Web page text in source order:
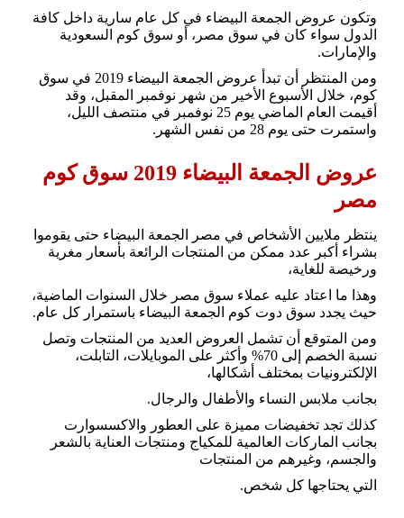
وتكون عروض الجمعة البيضاء في كل عام سارية داخل كافة
الدول سواء كان في سوق مصر، أو سوق كوم السعودية
والإمارات.
ومن المنتظر أن تبدأ عروض الجمعة البيضاء 2019 في سوق
كوم، خلال الأسبوع الأخير من شهر نوفمبر المقبل، وقد
أقيمت العام الماضي يوم 25 نوفمبر في منتصف الليل،
واستمرت حتى يوم 28 من نفس الشهر.
عروض الجمعة البيضاء 2019 سوق كوم
مصر
ينتظر ملايين الأشخاص في مصر الجمعة البيضاء حتى يقوموا
بشراء أكبر عدد ممكن من المنتجات الرائعة بأسعار مغرية
ورخيصة للغاية،
وهذا ما اعتاد عليه عملاء سوق مصر خلال السنوات الماضية،
حيث يجدد سوق دوت كوم الجمعة البيضاء باستمرار كل عام.
ومن المتوقع أن تشمل العروض العديد من المنتجات وتصل
نسبة الخصم إلى 70% وأكثر على الموبايلات، التابلت،
الإلكترونيات بمختلف أشكالها،
بجانب ملابس النساء والأطفال والرجال.
كذلك تجد تخفيضات مميزة على العطور والاكسسوارت
بجانب الماركات العالمية للمكياج ومنتجات العناية بالشعر
والجسم، وغيرهم من المنتجات
التي يحتاجها كل شخص.